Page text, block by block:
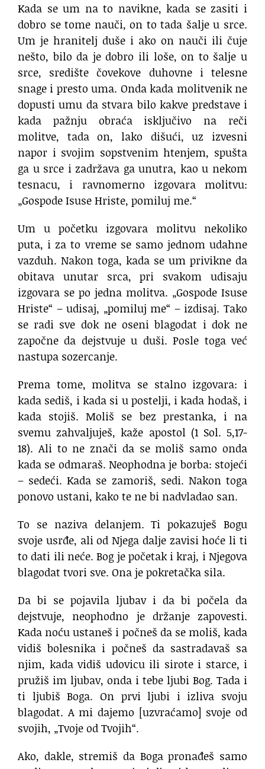
Kada se um na to navikne, kada se zasiti i
dobro se tome nauči, on to tada šalje u srce.
Um je hranitelj duše i ako on nauči ili čuje
nešto, bilo da je dobro ili loše, on to šalje u
srce, središte čovekove duhovne i telesne
snage i presto uma. Onda kada molitvenik ne
dopusti umu da stvara bilo kakve predstave i
kada pažnju obraća isključivo na reči
molitve, tada on, lako dišući, uz izvesni
napor i svojim sopstvenim htenjem, spušta
ga u srce i zadržava ga unutra, kao u nekom
tesnacu, i ravnomerno izgovara molitvu:
„Gospode Isuse Hriste, pomiluj me.“
Um u početku izgovara molitvu nekoliko
puta, i za to vreme se samo jednom udahne
vazduh. Nakon toga, kada se um privikne da
obitava unutar srca, pri svakom udisaju
izgovara se po jedna molitva. „Gospode Isuse
Hriste“ – udisaj, „pomiluj me“ – izdisaj. Tako
se radi sve dok ne oseni blagodat i dok ne
započne da dejstvuje u duši. Posle toga već
nastupa sozercanje.
Prema tome, molitva se stalno izgovara: i
kada sediš, i kada si u postelji, i kada hodaš, i
kada stojiš. Moliš se bez prestanka, i na
svemu zahvaljuješ, kaže apostol (1 Sol. 5,17-
18). Ali to ne znači da se moliš samo onda
kada se odmaraš. Neophodna je borba: stojeći
– sedeći. Kada se zamoriš, sedi. Nakon toga
ponovo ustani, kako te ne bi nadvladao san.
To se naziva delanjem. Ti pokazuješ Bogu
svoje usrđe, ali od Njega dalje zavisi hoće li ti
to dati ili neće. Bog je početak i kraj, i Njegova
blagodat tvori sve. Ona je pokretačka sila.
Da bi se pojavila ljubav i da bi počela da
dejstvuje, neophodno je držanje zapovesti.
Kada noću ustaneš i počneš da se moliš, kada
vidiš bolesnika i počneš da sastradavaš sa
njim, kada vidiš udovicu ili sirote i starce, i
pružiš im ljubav, onda i tebe ljubi Bog. Tada i
ti ljubiš Boga. On prvi ljubi i izliva svoju
blagodat. A mi dajemo [uzvraćamo] svoje od
svojih, „Tvoje od Tvojih“.
Ako, dakle, stremiš da Boga pronađeš samo